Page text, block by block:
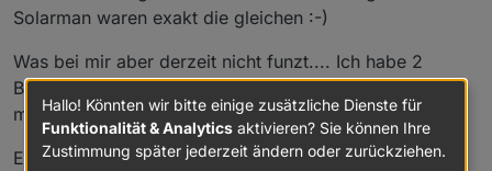
eingetragen und der User kann dann per Haken
entscheiden, ob die Module interessant sind oder
Dunkelheit noch 3-10 W Ertrag (letzter an die Cloud
jetzt über
entsprechend dem eigenen Anspruch anpassen.
Für Fragen und Anregungen habe ich immer ein
offenes Ohr. Bin mal gespannt, wie viele User diesen
Adapter einsetzen werden.
Solarman waren exakt die gleichen :-)
Was bei mir aber derzeit nicht funzt.... Ich habe 2
Balkonkraftwerke und das Adapter mit der Instanz gibt
mir nur eins aus.
Eine Idee?
Hallo! Könnten wir bitte einige zusätzliche Dienste für
Funktionalität & Analytics aktivieren? Sie können Ihre
Zustimmung später jederzeit ändern oder zurückziehen.